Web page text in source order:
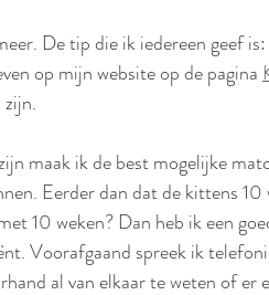
De tip die ik iedereen geef
op mijn website op de pagina
maak ik de best mogelijke
Eerder dan dat de kittens
10 weken? Dan heb ik een
Voorafgaand spreek ik
al van elkaar te weten of